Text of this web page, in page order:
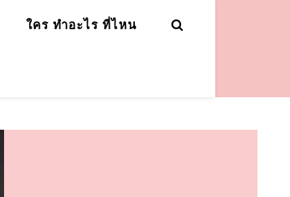
ใคร ทำอะไร ที่ไหน